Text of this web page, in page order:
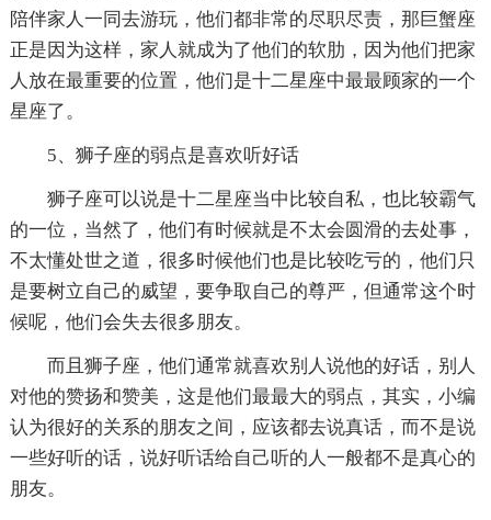
陪伴家人一同去游玩，他们都非常的尽职尽责，那巨蟹座
正是因为这样，家人就成为了他们的软肋，因为他们把家
人放在最重要的位置，他们是十二星座中最最顾家的一个
星座了。
5、狮子座的弱点是喜欢听好话
狮子座可以说是十二星座当中比较自私，也比较霸气
的一位，当然了，他们有时候就是不太会圆滑的去处事，
不太懂处世之道，很多时候他们也是比较吃亏的，他们只
是要树立自己的威望，要争取自己的尊严，但通常这个时
候呢，他们会失去很多朋友。
而且狮子座，他们通常就喜欢别人说他的好话，别人
对他的赞扬和赞美，这是他们最最大的弱点，其实，小编
认为很好的关系的朋友之间，应该都去说真话，而不是说
一些好听的话，说好听话给自己听的人一般都不是真心的
朋友。